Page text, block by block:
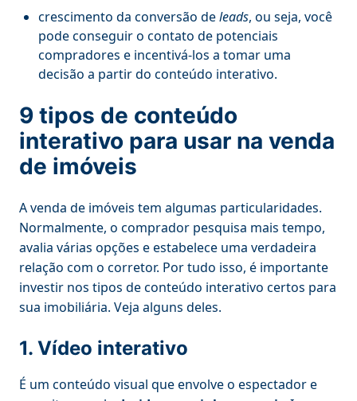
crescimento da conversão deleads, ou seja, você
pode conseguir o contato de potenciais
compradores e incentivá-los a tomar uma
decisão a partir do conteúdo interativo.
9 tipos de conteúdo
interativo para usar na venda
de imóveis
A venda de imóveis tem algumas particularidades.
Normalmente, o comprador pesquisa mais tempo,
avalia várias opções e estabelece uma verdadeira
relação com o corretor. Por tudo isso, é importante
investir nos tipos de conteúdo interativo certos para
sua imobiliária. Veja alguns deles.
1. Vídeo interativo
É um conteúdo visual que envolve o espectador e